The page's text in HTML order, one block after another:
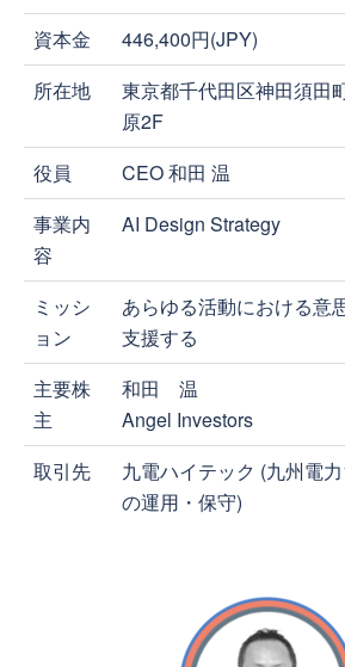
資本金
446,400円(JPY)
所在地
東京都千代田区神田須田
原2F
役員
CEO 和田 温
事業内
容
AI Design Strategy
ミッシ
ョン
あらゆる活動における意
支援する
主要株
主
和田 温
Angel Investors
取引先
九電ハイテック (九州電
の運用・保守)